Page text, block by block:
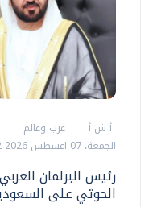
أ ش أ
عرب وعالم
الجمعة، 07 اغسطس 2026 04:42 م
رئيس البرلمان
الحوثي على